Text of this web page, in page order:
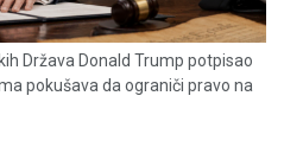
Država Donald Trump potpisao
pokušava da ograniči pravo na